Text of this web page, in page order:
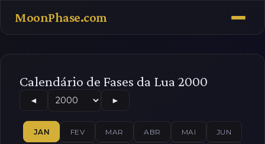
MoonPhase.com
Calendário de Fases da Lua 2000
◄ ►
JAN FEV MAR ABR MAI JUN